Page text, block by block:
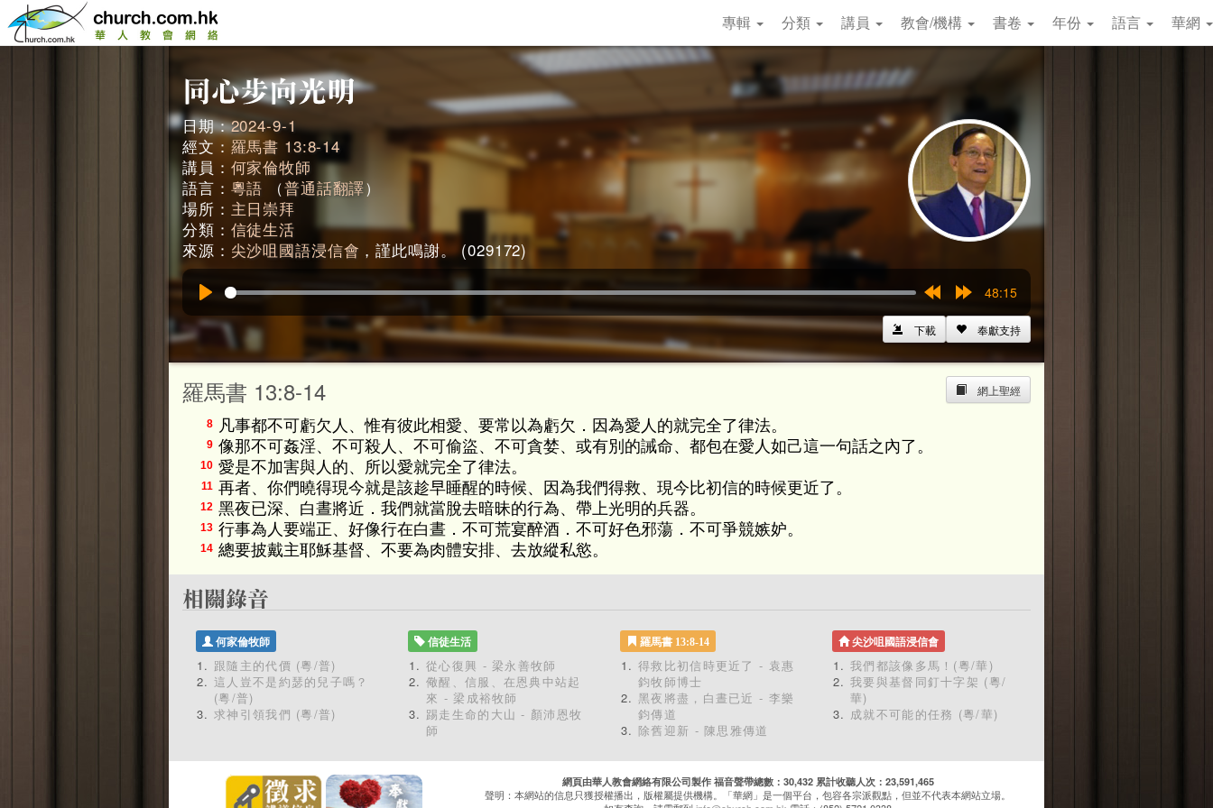
專輯 分類 講員 教會/機構 書卷 年份 語言 華網
日期：2024-9-1
經文： 羅馬書 13:8-14
講員： 何家倫牧師
語言： 粵語 （普通話翻譯）
場所： 主日崇拜
分類： 信徒生活
來源： 尖沙咀國語浸信會 ，謹此鳴謝。 (029172)
15s
15s
48:15
奉獻支持
下載
網上聖經
羅馬書 13:8-14
8 凡事都不可虧欠人、惟有彼此相愛、要常以為虧欠．因為愛人的就完全了律法。
9 像那不可姦淫、不可殺人、不可偷盜、不可貪婪、或有別的誡命、都包在愛人如己這一句話之內了。
10 愛是不加害與人的、所以愛就完全了律法。
11 再者、你們曉得現今就是該趁早睡醒的時候、因為我們得救、現今比初信的時候更近了。
12 黑夜已深、白晝將近．我們就當脫去暗昧的行為、帶上光明的兵器。
13 行事為人要端正、好像行在白晝．不可荒宴醉酒．不可好色邪蕩．不可爭競嫉妒。
14 總要披戴主耶穌基督、不要為肉體安排、去放縱私慾。
何家倫牧師
跟隨主的代價 (粵/普)
這人豈不是約瑟的兒子嗎？
(粵/普)
求神引領我們 (粵/普)
信徒生活
從心復興 - 梁永善牧師
儆醒、信服、在恩典中站起
來 - 梁成裕牧師
踢走生命的大山 - 顏沛恩牧
師
羅馬書 13:8-14
得救比初信時更近了 - 袁惠
鈞牧師博士
黑夜將盡，白晝已近 - 李樂
鈞傳道
除舊迎新 - 陳思雅傳道
尖沙咀國語浸信會
我們都該像多馬！(粵/華)
我要與基督同釘十字架 (粵/
華)
成就不可能的任務 (粵/華)
網頁由華人教會網絡有限公司製作 福音聲帶總數：30,432 累計收聽人次：23,591,465
聲明：本網站的信息只獲授權播出，版權屬提供機構。「華網」是一個平台，包容各宗派觀點，但並不代表本網站立場。